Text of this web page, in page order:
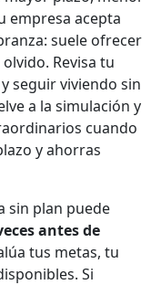
empresa acepta
suele ofrecer
Revisa tu
seguir viviendo sin
a la simulación y
cuando
y ahorras
sin plan puede
antes de
tus metas, tu
Si